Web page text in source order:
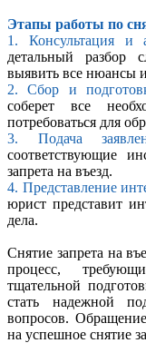
Этапы работы по
1. Консультация и
детальный разбор
выявить все нюансы
2. Сбор и
соберет все
потребоваться для
3. Подача
соответствующие
запрета на въезд.
4. Представление
юрист представит
дела.
Снятие запрета на
процесс,
тщательной
стать надежной
вопросов.
на успешное снятие